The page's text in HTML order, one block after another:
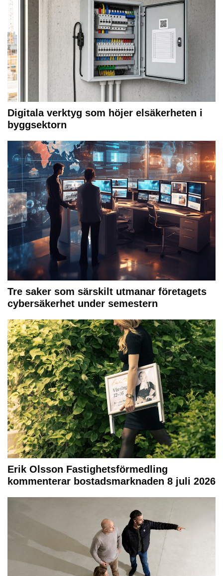
Digitala verktyg som höjer elsäkerheten i
byggsektorn
Tre saker som särskilt utmanar företagets
cybersäkerhet under semestern
Erik Olsson Fastighetsförmedling
kommenterar bostadsmarknaden 8 juli 2026